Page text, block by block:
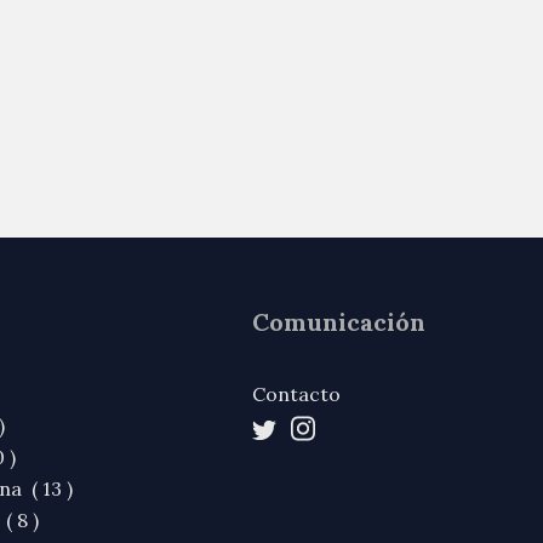
)
( 13 )
8 )
Comunicación
Contacto